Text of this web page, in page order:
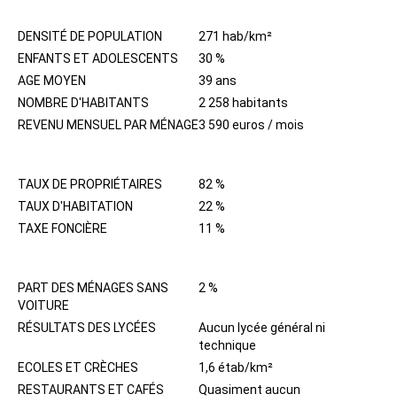
DENSITÉ DE POPULATION
271 hab/km²
ENFANTS ET ADOLESCENTS
30 %
AGE MOYEN
39 ans
NOMBRE D'HABITANTS
2 258 habitants
REVENU MENSUEL PAR MÉNAGE3 590 euros / mois
TAUX DE PROPRIÉTAIRES
82 %
TAUX D'HABITATION
22 %
TAXE FONCIÈRE
11 %
PART DES MÉNAGES SANS
VOITURE
2 %
RÉSULTATS DES LYCÉES
Aucun lycée général ni
technique
ECOLES ET CRÈCHES
1,6 étab/km²
RESTAURANTS ET CAFÉS
Quasiment aucun